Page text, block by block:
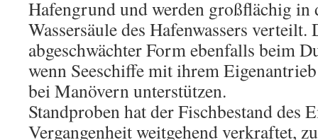
Hafengrund und werden großflächig in
Wassersäule des Hafenwassers verteilt.
abgeschwächter Form ebenfalls beim
wenn Seeschiffe mit ihrem
bei Manövern unterstützen.
Standproben hat der Fischbestand des
Vergangenheit weitgehend verkraftet,